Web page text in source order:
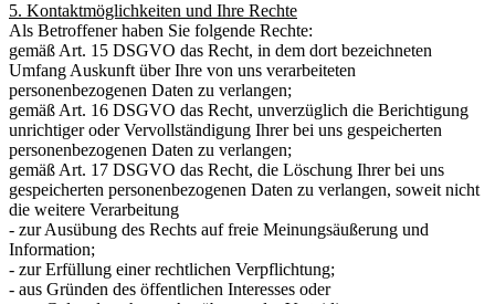
5. Kontaktmöglichkeiten und Ihre Rechte
Als Betroffener haben Sie folgende Rechte:
gemäß Art. 15 DSGVO das Recht, in dem dort bezeichneten
Umfang Auskunft über Ihre von uns verarbeiteten
personenbezogenen Daten zu verlangen;
gemäß Art. 16 DSGVO das Recht, unverzüglich die Berichtigung
unrichtiger oder Vervollständigung Ihrer bei uns gespeicherten
personenbezogenen Daten zu verlangen;
gemäß Art. 17 DSGVO das Recht, die Löschung Ihrer bei uns
gespeicherten personenbezogenen Daten zu verlangen, soweit nicht
die weitere Verarbeitung
- zur Ausübung des Rechts auf freie Meinungsäußerung und
Information;
- zur Erfüllung einer rechtlichen Verpflichtung;
- aus Gründen des öffentlichen Interesses oder